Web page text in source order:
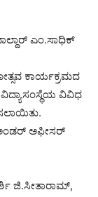
ಎಂ.ಸಾಧಿಕ್
ಕಾರ್ಯಕ್ರಮದ
ವಿವಿಧ
ಅಫೀಸರ್
ಜಿ.ಸೀತಾರಾಮ್,